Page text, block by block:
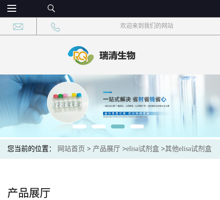
欢迎来到我们的网站
您当前的位置： 网站首页 > 产品展厅 >elisa试剂盒 >其他elisa试剂盒
产品展厅